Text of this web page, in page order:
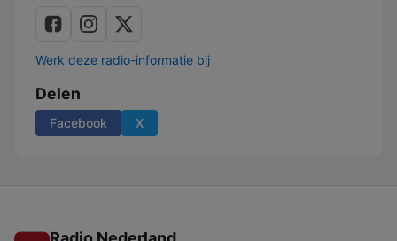
Werk deze radio-informatie bij
Delen
Facebook X